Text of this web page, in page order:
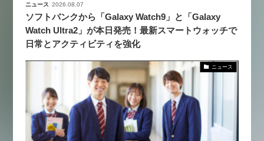
ニュース 2026.08.07
ソフトバンクから「Galaxy Watch9」と「Galaxy
Watch Ultra2」が本日発売！最新スマートウォッチで
日常とアクティビティを強化
ニュース